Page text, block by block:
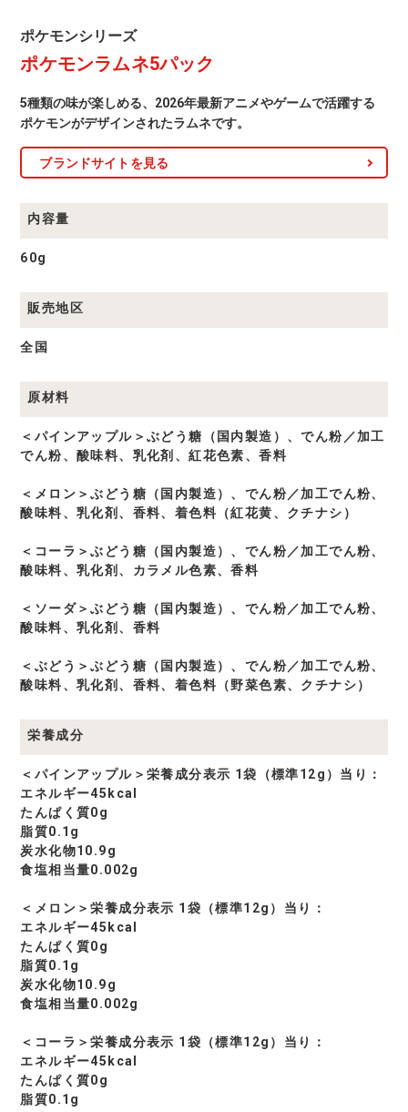
ポ
モ
リ
ー
商
一
ポケモンシリーズ
ポケモンラムネ5パック
5種類の味が楽しめる、2026年最新アニメやゲームで活躍する
ポケモンがデザインされたラムネです。
ブランドサイトを見る
内容量
60g
販売地区
全国
原材料
＜パインアップル＞ぶどう糖（国内製造）、でん粉／加工
でん粉、酸味料、乳化剤、紅花色素、香料
＜メロン＞ぶどう糖（国内製造）、でん粉／加工でん粉、
酸味料、乳化剤、香料、着色料（紅花黄、クチナシ）
＜コーラ＞ぶどう糖（国内製造）、でん粉／加工でん粉、
酸味料、乳化剤、カラメル色素、香料
＜ソーダ＞ぶどう糖（国内製造）、でん粉／加工でん粉、
酸味料、乳化剤、香料
＜ぶどう＞ぶどう糖（国内製造）、でん粉／加工でん粉、
酸味料、乳化剤、香料、着色料（野菜色素、クチナシ）
栄養成分
＜パインアップル＞栄養成分表示 1袋（標準12g）当り：
エネルギー45kcal
たんぱく質0g
脂質0.1g
炭水化物10.9g
食塩相当量0.002g
＜メロン＞栄養成分表示 1袋（標準12g）当り：
エネルギー45kcal
たんぱく質0g
脂質0.1g
炭水化物10.9g
食塩相当量0.002g
＜コーラ＞栄養成分表示 1袋（標準12g）当り：
エネルギー45kcal
たんぱく質0g
脂質0.1g